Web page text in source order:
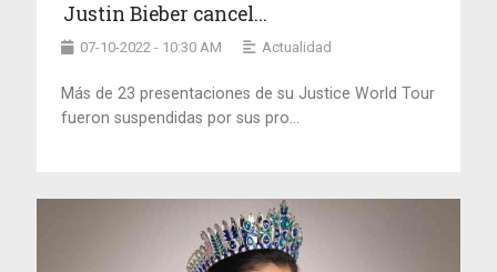
Justin Bieber cancel...
07-10-2022 - 10:30 AM Actualidad
Más de 23 presentaciones de su Justice World Tour
fueron suspendidas por sus pro...